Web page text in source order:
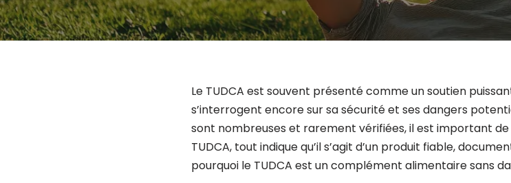
Le TUDCA est souvent présenté comme un soutien
s’interrogent encore sur sa sécurité et ses dangers
sont nombreuses et rarement vérifiées, il est important de
TUDCA, tout indique qu’il s’agit d’un produit fiable,
pourquoi le TUDCA est un complément alimentaire sans